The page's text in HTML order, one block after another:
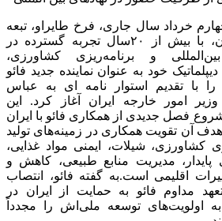
خرداد سال جاری، فرخ طایراو، تبعه
با بیش از
۲۰سال تجربه گسترده در
و برنامه‌ریزی کشاورزی،
خود به عنوان نماینده جدید فائو
را با تقدیم استوار نامه ای به عباس
امور خارجه ایران آغاز کرد. این
فصل جدیدی از همکاری فائو با ایران
آن تقویت همکاری در زمینه‌های تولید
کشاورزی، شیلات، ایمنی مواد غذایی،
پایدار، مدیریت منابع طبیعی، کاهش و
اقلیمی است.به گفته فائو، انتصاب
مداوم فائو به حمایت از ایران در
به اولویت‌های توسعه ملی‌اش را مجدداً